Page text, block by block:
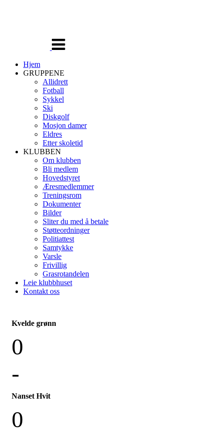
navigasjon
Hjem
GRUPPENE
Allidrett
Fotball
Sykkel
Ski
Diskgolf
Mosjon damer
Eldres
Etter skoletid
KLUBBEN
Om klubben
Bli medlem
Hovedstyret
Æresmedlemmer
Treningsrom
Dokumenter
Bilder
Sliter du med å betale
Støtteordninger
Politiattest
Samtykke
Varsle
Frivillig
Grasrotandelen
Leie klubbhuset
Kontakt oss
Kvelde grønn
0
-
Nanset Hvit
0